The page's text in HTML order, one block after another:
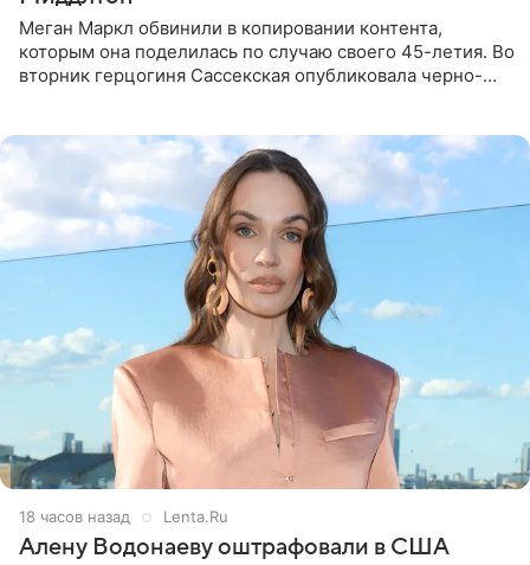
Меган Маркл обвинили в копировании контента,
которым она поделилась по случаю своего 45-летия. Во
вторник герцогиня Сассекская опубликовала черно-
18 часов назад Lenta.Ru
Алену Водонаеву оштрафовали в США